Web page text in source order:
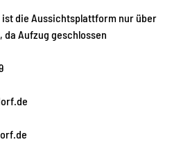
die Aussichtsplattform nur über
Aufzug geschlossen